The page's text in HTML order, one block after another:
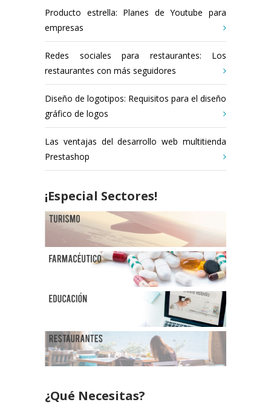
Producto estrella: Planes de Youtube para
empresas
Redes sociales para restaurantes: Los
restaurantes con más seguidores
Diseño de logotipos: Requisitos para el diseño
gráfico de logos
Las ventajas del desarrollo web multitienda
Prestashop
¡Especial Sectores!
¿Qué Necesitas?